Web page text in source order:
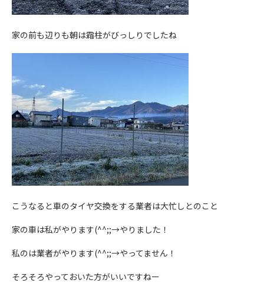
家の前も辺りも朝は霜柱がびっしりでしたね
こうなると車のタイヤ交換をする業者は大忙しとのこと
家の車は私がやります(^^;;→やりました！
私のは業者がやります(^^;;→やってません！
そろそろやっておいた方がいいですねー